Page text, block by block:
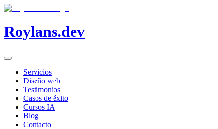
Roylans.dev
Servicios
Diseño web
Testimonios
Casos de éxito
Cursos IA
Blog
Contacto